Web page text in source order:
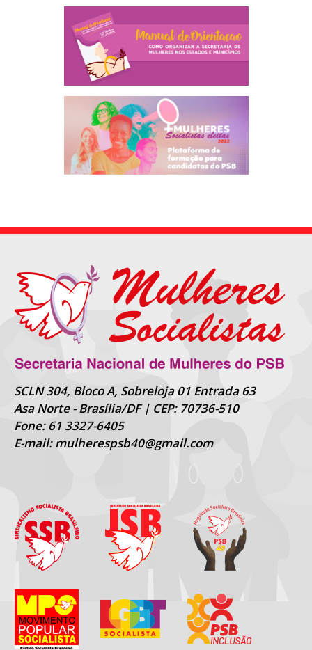
SCLN 304, Bloco A, Sobreloja 01 Entrada 63
Asa Norte - Brasília/DF | CEP: 70736-510
Fone: 61 3327-6405
E-mail: mulherespsb40@gmail.com